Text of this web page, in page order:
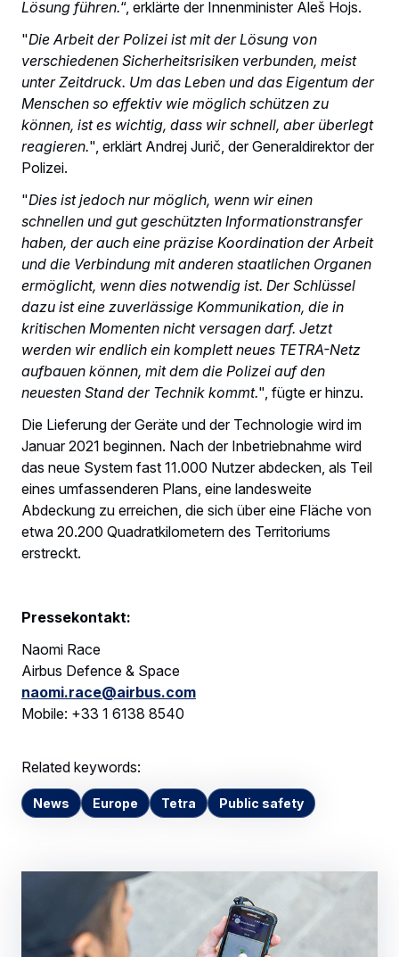
Lösung führen.“, erklärte der Innenminister Aleš Hojs.
"Die Arbeit der Polizei ist mit der Lösung von
verschiedenen Sicherheitsrisiken verbunden, meist
unter Zeitdruck. Um das Leben und das Eigentum der
Menschen so effektiv wie möglich schützen zu
können, ist es wichtig, dass wir schnell, aber überlegt
reagieren.", erklärt Andrej Jurič, der Generaldirektor der
Polizei.
"Dies ist jedoch nur möglich, wenn wir einen
schnellen und gut geschützten Informationstransfer
haben, der auch eine präzise Koordination der Arbeit
und die Verbindung mit anderen staatlichen Organen
ermöglicht, wenn dies notwendig ist. Der Schlüssel
dazu ist eine zuverlässige Kommunikation, die in
kritischen Momenten nicht versagen darf. Jetzt
werden wir endlich ein komplett neues TETRA-Netz
aufbauen können, mit dem die Polizei auf den
neuesten Stand der Technik kommt.", fügte er hinzu.
Die Lieferung der Geräte und der Technologie wird im
Januar 2021 beginnen. Nach der Inbetriebnahme wird
das neue System fast 11.000 Nutzer abdecken, als Teil
eines umfassenderen Plans, eine landesweite
Abdeckung zu erreichen, die sich über eine Fläche von
etwa 20.200 Quadratkilometern des Territoriums
erstreckt.
Pressekontakt:
Naomi Race
Airbus Defence & Space
naomi.race@airbus.com
Mobile: +33 1 6138 8540
Related keywords:
News Europe Tetra Public safety